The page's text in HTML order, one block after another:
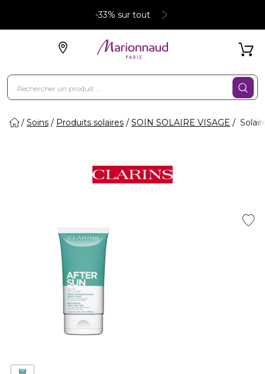
-33% sur tout
Soins Produits solaires SOIN SOLAIRE VISAGE